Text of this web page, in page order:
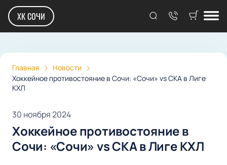
ХК СОЧИ
Главная
Новости
Хоккейное противостояние в Сочи: «Сочи» vs СКА в Лиге
КХЛ
30 ноября 2024
Хоккейное противостояние в
Сочи: «Сочи» vs СКА в Лиге КХЛ